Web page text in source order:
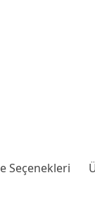
Seçenekleri